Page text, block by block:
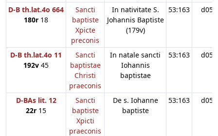
D-B th.lat.4o 664
180r 18
Sancti
baptiste
Xpicte
preconis
In nativitate S.
Johannis Baptiste
(179v)
53:163 d05
D-B th.lat.4o 11
192v 45
Sancti
baptistae
Christi
praeconis
In natale sancti
Iohannis
baptistae
53:163 d05
D-BAs lit. 12
22r 15
Sancti
baptiste
Xpicti
praeconis
De s. Iohanne
baptiste
53:163 d05